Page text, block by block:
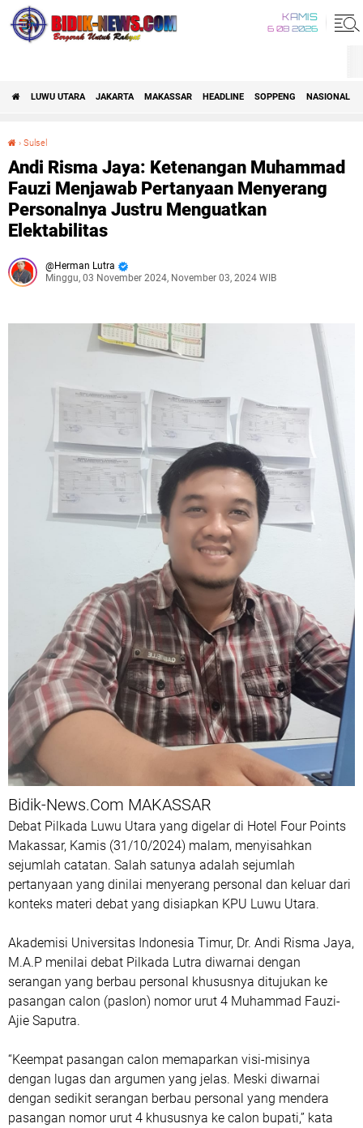
KAMIS
6 08 2026
LUWU UTARA JAKARTA MAKASSAR HEADLINE SOPPENG NASIONAL
› Sulsel
Andi Risma Jaya: Ketenangan Muhammad
Fauzi Menjawab Pertanyaan Menyerang
Personalnya Justru Menguatkan
Elektabilitas
Herman Lutra
Minggu, 03 November 2024, November 03, 2024 WIB
Bidik-News.Com MAKASSAR
Debat Pilkada Luwu Utara yang digelar di Hotel Four Points
Makassar, Kamis (31/10/2024) malam, menyisahkan
sejumlah catatan. Salah satunya adalah sejumlah
pertanyaan yang dinilai menyerang personal dan keluar dari
konteks materi debat yang disiapkan KPU Luwu Utara.
Akademisi Universitas Indonesia Timur, Dr. Andi Risma Jaya,
M.A.P menilai debat Pilkada Lutra diwarnai dengan
serangan yang berbau personal khususnya ditujukan ke
pasangan calon (paslon) nomor urut 4 Muhammad Fauzi-
Ajie Saputra.
“Keempat pasangan calon memaparkan visi-misinya
dengan lugas dan argumen yang jelas. Meski diwarnai
dengan sedikit serangan berbau personal yang mendera
pasangan nomor urut 4 khususnya ke calon bupati,” kata